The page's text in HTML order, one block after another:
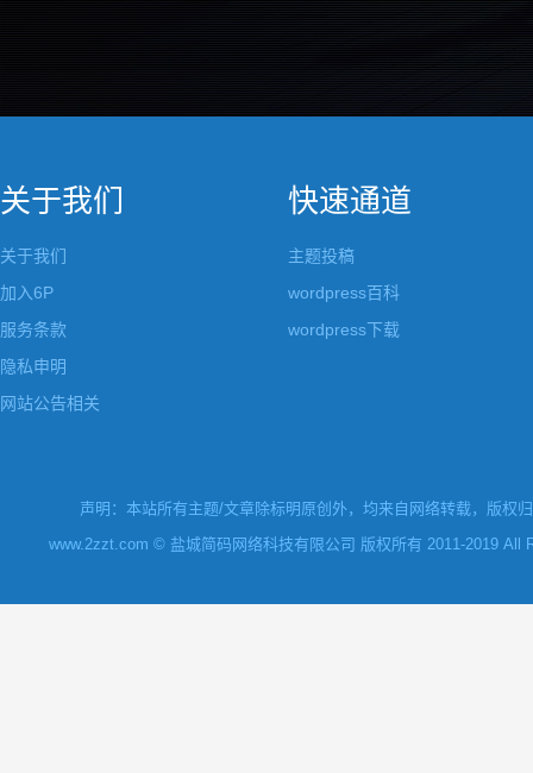
关于我们
关于我们
加入6P
服务条款
隐私申明
网站公告相关
快速通道
主题投稿
wordpress百科
wordpress下载
声明：本站所有主题/文章除标明原创外，均来自网络转载，版权
www.2zzt.com © 盐城简码网络科技有限公司 版权所有 2011-2019